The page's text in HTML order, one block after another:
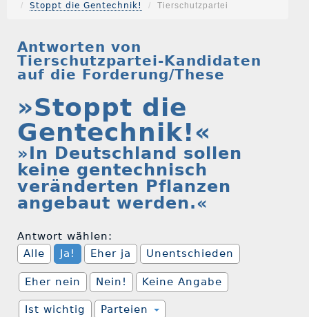
Stoppt die Gentechnik! Tierschutzpartei
Antworten von
Tierschutzpartei-Kandidaten
auf die Forderung/These
»Stoppt die
Gentechnik!«
»In Deutschland sollen
keine gentechnisch
veränderten Pflanzen
angebaut werden.«
Antwort wählen:
Alle
Ja! Eher ja Unentschieden
Eher nein Nein! Keine Angabe
Ist wichtig Parteien